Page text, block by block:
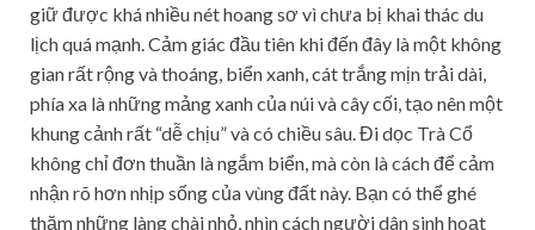
giữ được khá nhiều nét hoang sơ vì chưa bị khai thác du
lịch quá mạnh. Cảm giác đầu tiên khi đến đây là một không
gian rất rộng và thoáng, biển xanh, cát trắng mịn trải dài,
phía xa là những mảng xanh của núi và cây cối, tạo nên một
khung cảnh rất “dễ chịu” và có chiều sâu. Đi dọc Trà Cổ
không chỉ đơn thuần là ngắm biển, mà còn là cách để cảm
nhận rõ hơn nhịp sống của vùng đất này. Bạn có thể ghé
thăm những làng chài nhỏ, nhìn cách người dân sinh hoạt